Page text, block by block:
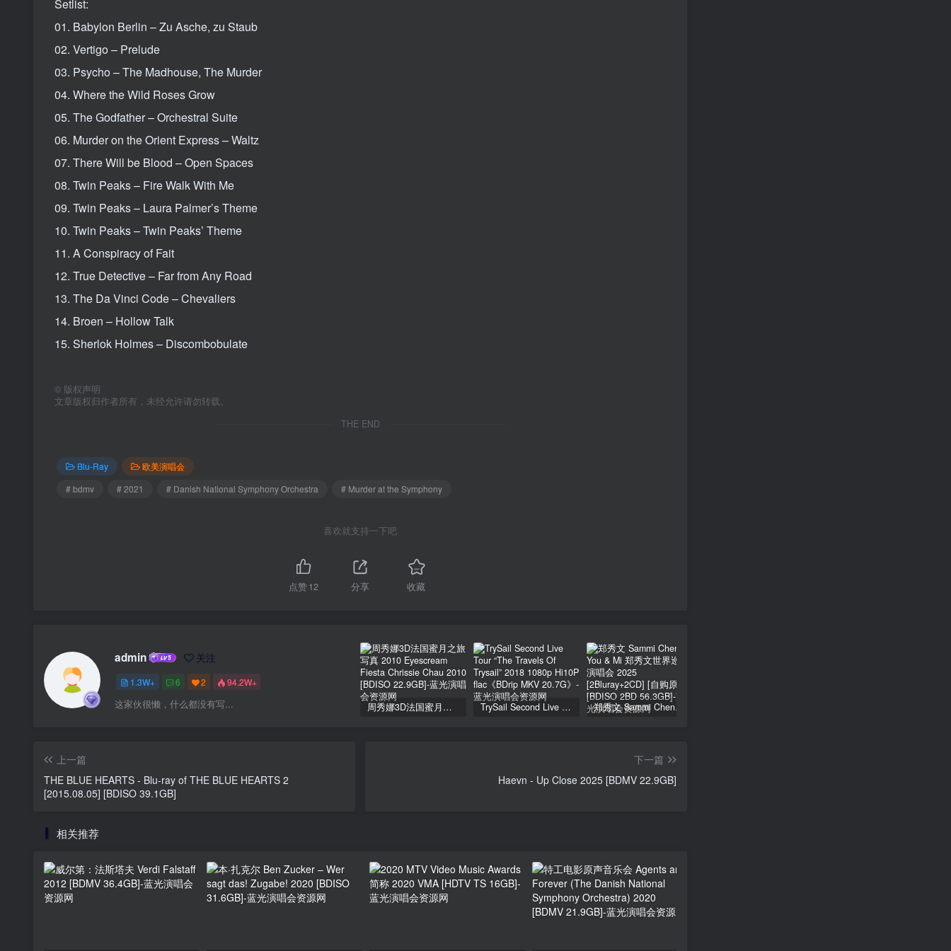
Setlist:
01. Babylon Berlin – Zu Asche, zu Staub
02. Vertigo – Prelude
03. Psycho – The Madhouse, The Murder
04. Where the Wild Roses Grow
05. The Godfather – Orchestral Suite
06. Murder on the Orient Express – Waltz
07. There Will be Blood – Open Spaces
08. Twin Peaks – Fire Walk With Me
09. Twin Peaks – Laura Palmer’s Theme
10. Twin Peaks – Twin Peaks’ Theme
11. A Conspiracy of Fait
12. True Detective – Far from Any Road
13. The Da Vinci Code – Chevaliers
14. Broen – Hollow Talk
15. Sherlok Holmes – Discombobulate
© 版权声明
文章版权归作者所有，未经允许请勿转载。
THE END
Blu-Ray
欧美演唱会
# bdmv
# 2021 # Danish National Symphony Orchestra # Murder at the Symphony
喜欢就支持一下吧
点赞12 分享 收藏
admin 关注
1.3W+ 6 2 94.2W+
这家伙很懒，什么都没有写... 周秀娜3D法国蜜月之旅写真 2010 Eyescream Fiesta Chrissie Chau 2010 [BDISO 22.9GB] TrySail Second Live Tour “The Travels Of Trysail” 2018 1080p Hi10P flac《BDrip MKV 20.7G》 郑秀文 Sammi Cheng – You & Mi 郑秀文世界巡迴演唱会 2025 [2Bluray+2CD] [自购原盘] [BDISO 2BD 56.3GB]
上一篇
THE BLUE HEARTS - Blu-ray of THE BLUE HEARTS 2
[2015.08.05] [BDISO 39.1GB]
下一篇
Haevn - Up Close 2025 [BDMV 22.9GB]
相关推荐